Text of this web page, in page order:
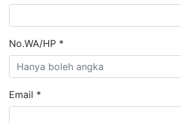
No.WA/HP *
Email *